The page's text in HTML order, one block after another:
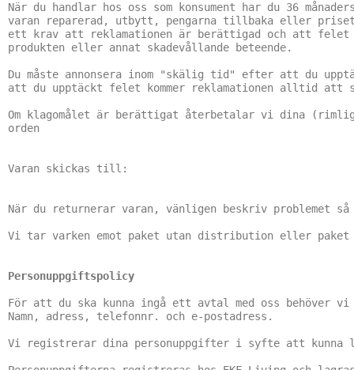
När du handlar hos oss som konsument har du 36
varan reparerad, utbytt, pengarna tillbaka eller
ett krav att reklamationen är berättigad och att
produkten eller annat skadevållande beteende.
Du måste annonsera inom "skälig tid" efter att du
att du upptäckt felet kommer reklamationen alltid
Om klagomålet är berättigat återbetalar vi dina
orden
Varan skickas till:
När du returnerar varan, vänligen beskriv problemet
Vi tar varken emot paket utan distribution eller paket
Personuppgiftspolicy
För att du ska kunna ingå ett avtal med oss ​​behöver
Namn, adress, telefonnr. och e-postadress.
Vi registrerar dina personuppgifter i syfte att